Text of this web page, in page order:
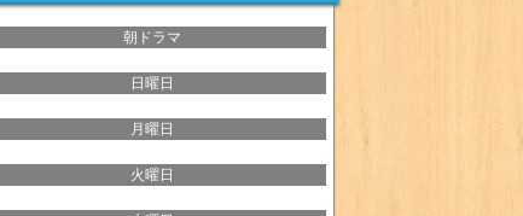
朝ドラマ
日曜日
月曜日
火曜日